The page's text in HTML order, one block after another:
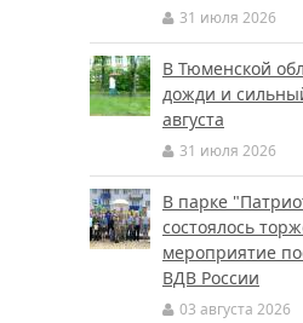
31 июля 2026
В Тюменской
дожди и
августа
31 июля 2026
В парке
состоялось
мероприятие
ВДВ России
03 августа 2026